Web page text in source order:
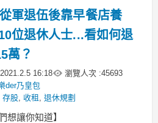
10位退休人士，看他們如何退休也
萬？
軍退伍後靠早餐店養
位退休人士...看如何退
萬？
2021.2.5 16:18 瀏覽人次 :45693
der乃皇包
存股, 收租 , 退休規劃
想讓你知道】